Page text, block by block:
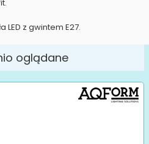
z gwintem E27.
oglądane